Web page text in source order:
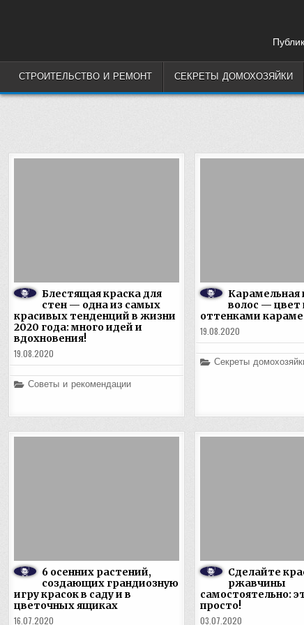
СТРОИТЕЛЬСТВО И РЕМОНТ СЕКРЕТЫ ДОМОХОЗЯЙКИ
Блестящая краска для
стен — одна из самых
красивых тенденций в жизни
2020 года: много идей и
вдохновения!
19.08.2020
Posted
Советы и рекомендации
Карамельная
волос — цвет
оттенками
19.08.2020
Posted
Секреты
6 осенних растений,
создающих грандиозную
игру красок в саду и в
цветочных ящиках
16.07.2020
Сделайте
ржавчины
самостоятельно:
просто!
03.07.2020